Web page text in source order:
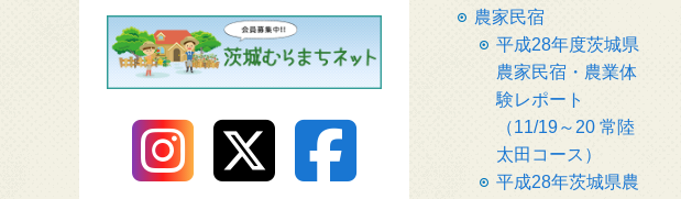
農家民宿
平成28年度茨城県
農家民宿・農業体
験レポート
（11/19～20 常陸
太田コース）
平成28年茨城県農